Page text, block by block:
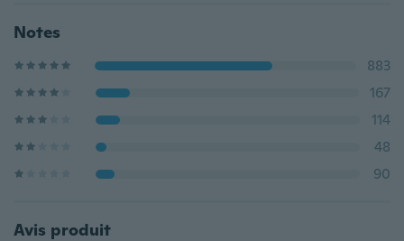
Notes
883
167
114
48
90
Avis produit